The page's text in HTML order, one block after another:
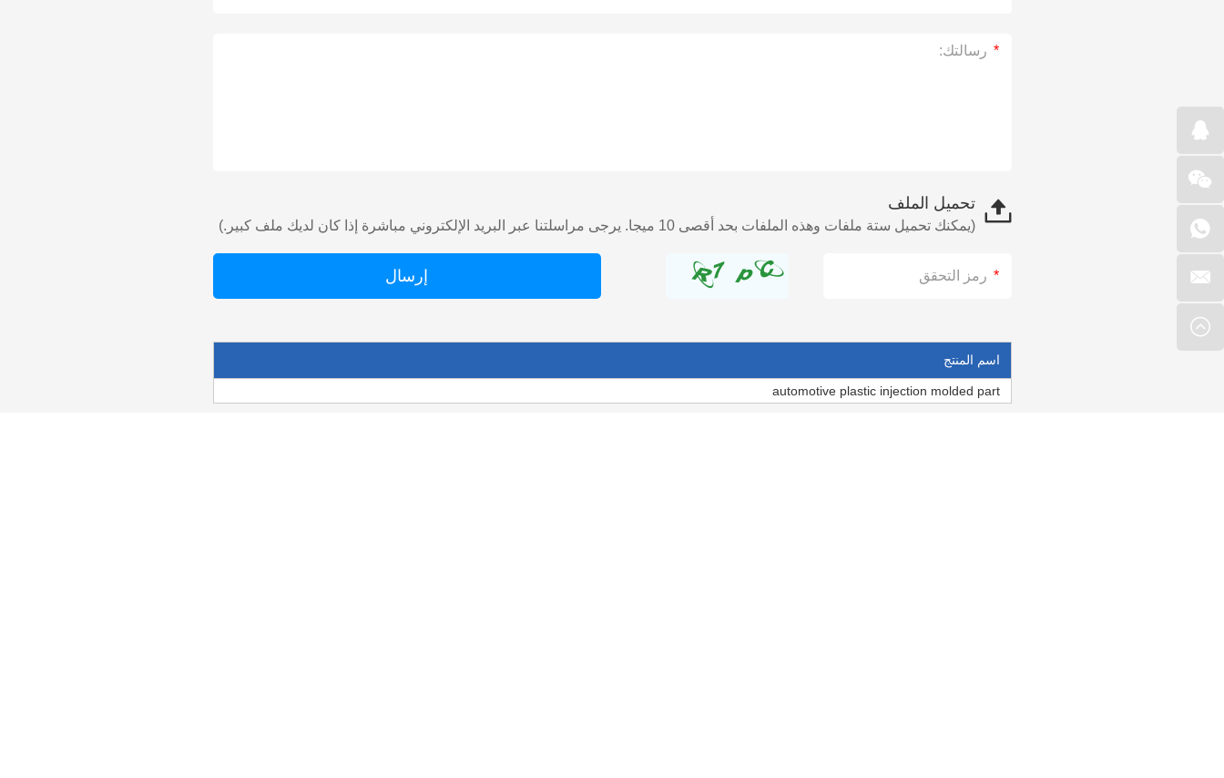
تحميل الملف
(يمكنك تحميل ستة ملفات وهذه الملفات بحد أقصى 10 ميجا. يرجى مراسلتنا عبر البريد الإلكتروني مباشرة إذا كان لديك ملف كبير.)
اسم المنتج
automotive plastic injection molded part